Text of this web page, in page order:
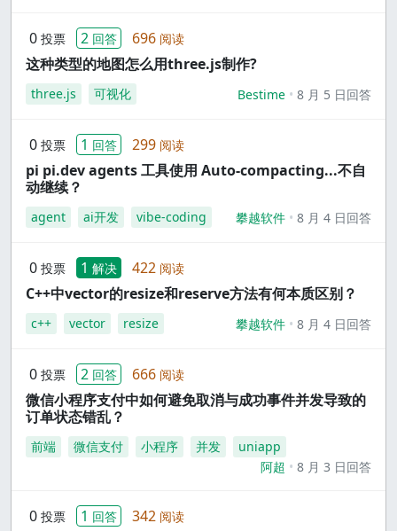
0 投票 2 回答 696 阅读
这种类型的地图怎么用three.js制作?
three.js 可视化 Bestime 8 月 5 日回答
0 投票 1 回答 299 阅读
pi pi.dev agents 工具使用 Auto-compacting...不自
动继续？
agent ai开发 vibe-coding 攀越软件 8 月 4 日回答
0 投票 1 解决 422 阅读
C++中vector的resize和reserve方法有何本质区别？
c++ vector resize 攀越软件 8 月 4 日回答
0 投票 2 回答 666 阅读
微信小程序支付中如何避免取消与成功事件并发导致的
订单状态错乱？
前端 微信支付 小程序 并发
uniapp
阿超
8 月 3 日回答
0 投票 1 回答 342 阅读